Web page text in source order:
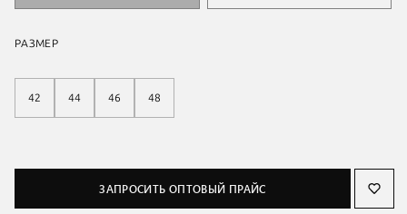
РАЗМЕР
42 44 46 48
ЗАПРОСИТЬ ОПТОВЫЙ ПРАЙС